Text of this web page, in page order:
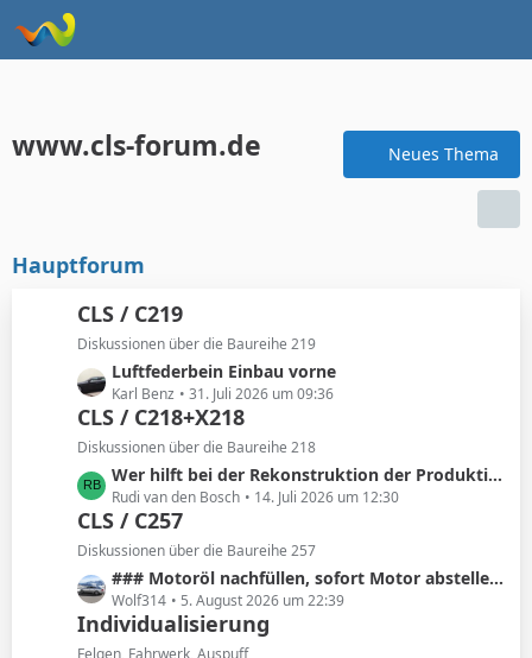
www.cls-forum.de Neues Thema
Hauptforum
CLS / C219
Diskussionen über die Baureihe 219
L
e
t
z
e
B
i
t
r
ä
Luftfederbein Einbau vorne
Karl Benz 31. Juli 2026 um 09:36
CLS / C218+X218
Diskussionen über die Baureihe 218
L
e
t
z
e
B
Wer hilft bei der Rekonstruktion der Produktionszahlen des Mercedes X218 Shooting Brake?
Rudi van den Bosch 14. Juli 2026 um 12:30
CLS / C257
Diskussionen über die Baureihe 257
L
e
t
z
### Motoröl nachfüllen, sofort Motor abstellen!! ###
Wolf314 5. August 2026 um 22:39
Individualisierung
Felgen, Fahrwerk, Auspuff